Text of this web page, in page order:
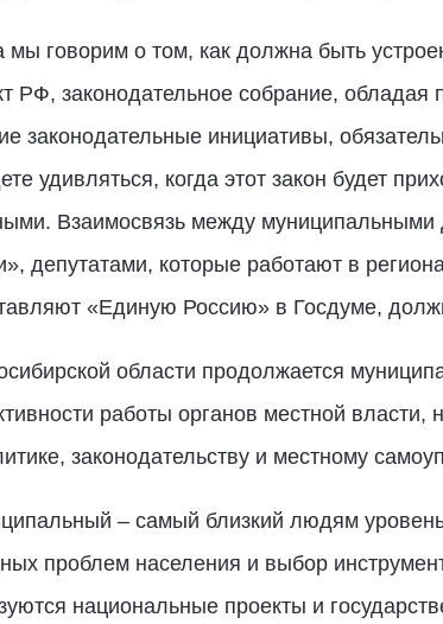
мы говорим о том, как должна быть
РФ, законодательное собрание,
законодательные инициативы,
удивляться, когда этот закон будет
Взаимосвязь между
депутатами, которые работают в
«Единую Россию» в Госдуме,
области продолжается
работы органов местной власти,
законодательству и местному
– самый близкий людям
проблем населения и выбор
национальные проекты и